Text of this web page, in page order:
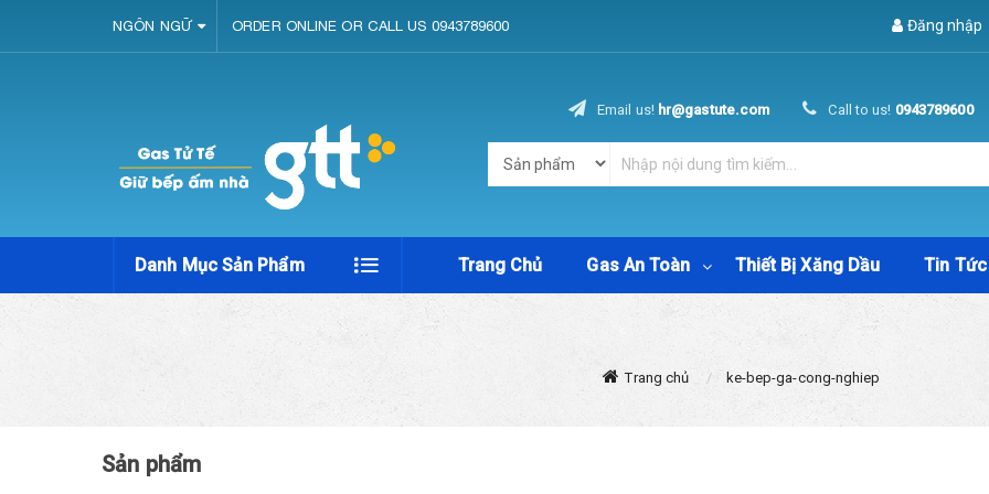
NGÔN NGỮ ORDER ONLINE OR CALL US 0943789600 Đăng nhập
Email us! hr@gastute.com Call to us! 0943789600
Danh Mục Sản Phẩm Trang Chủ Gas An Toàn Thiết Bị Xăng Dầu Tin Tức
Trang chủ ke-bep-ga-cong-nghiep
Sản phẩm